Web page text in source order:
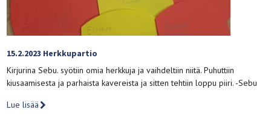
15.2.2023 Herkkupartio
Kirjurina Sebu. syötiin omia herkkuja ja vaihdeltiin niitä. Puhuttiin
kiusaamisesta ja parhaista kavereista ja sitten tehtiin loppu piiri. -Sebu
Lue lisää